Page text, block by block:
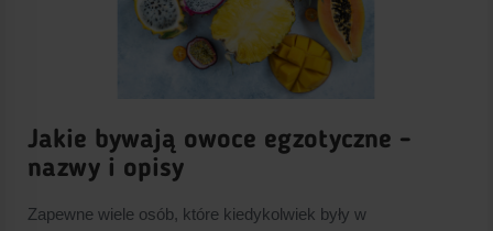
Jakie bywają owoce egzotyczne -
nazwy i opisy
Zapewne wiele osób, które kiedykolwiek były w